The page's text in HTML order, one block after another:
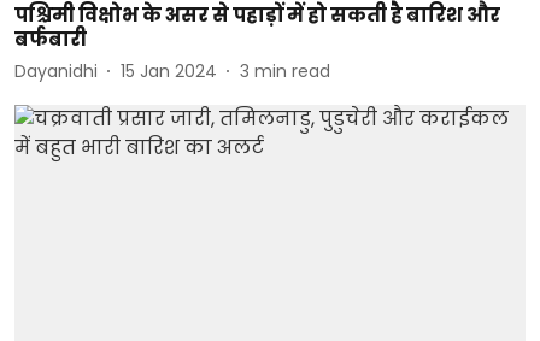
पश्चिमी विक्षोभ के असर से पहाड़ों में हो सकती है बारिश और
बर्फबारी
Dayanidhi 15 Jan 2024 3 min read